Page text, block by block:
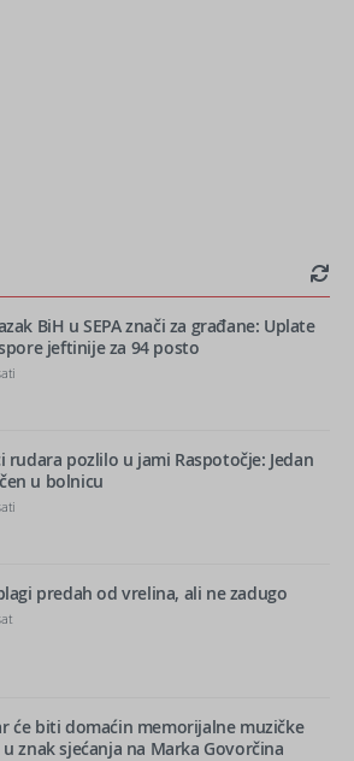
BiH u SEPA znači za građane: Uplate
jeftinije za 94 posto
rudara pozlilo u jami Raspotočje: Jedan
u bolnicu
predah od vrelina, ali ne zadugo
će biti domaćin memorijalne muzičke
znak sjećanja na Marka Govorčina